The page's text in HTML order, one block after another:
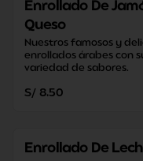
Enrollado De
Queso
Nuestros famosos y
enrollados árabes con
variedad de sabores.
S/ 8.50
Enrollado De